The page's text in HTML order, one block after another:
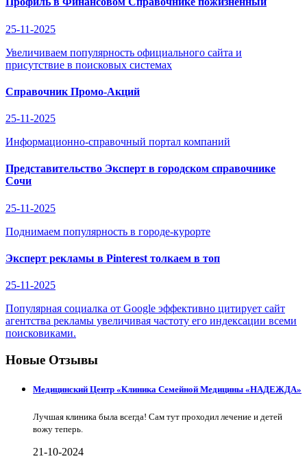
25-11-2025
Увеличиваем популярность официального сайта и
присутствие в поисковых системах
Справочник Промо-Акций
25-11-2025
Информационно-справочный портал компаний
Представительство Эксперт в городском справочнике
Сочи
25-11-2025
Поднимаем популярность в городе-курорте
Эксперт рекламы в Pinterest толкаем в топ
25-11-2025
Популярная социалка от Google эффективно цитирует сайт
агентства рекламы увеличивая частоту его индексации всеми
поисковиками.
Новые Отзывы
Медицинский Центр «Клиника Семейной Медицины «НАДЕЖДА»
Лучшая клиника была всегда! Сам тут проходил лечение и детей
вожу теперь.
21-10-2024